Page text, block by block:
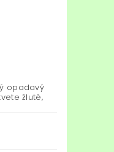
opadavý
žlutě,